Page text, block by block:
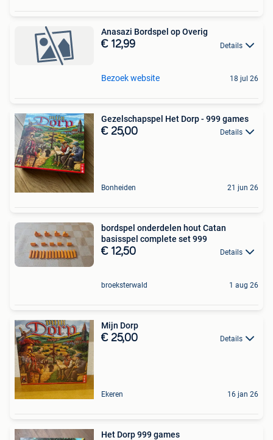
Anasazi Bordspel op Overig
€ 12,99 Details
Bezoek website 18 jul 26
Gezelschapspel Het Dorp - 999 games
€ 25,00 Details
Bonheiden 21 jun 26
bordspel onderdelen hout Catan
basisspel complete set 999
€ 12,50 Details
broeksterwald 1 aug 26
Mijn Dorp
€ 25,00 Details
Ekeren 16 jan 26
Het Dorp 999 games